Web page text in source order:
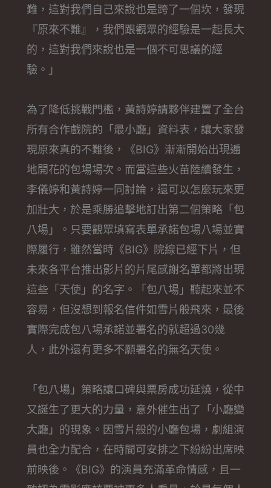
難，這對我們自己來說也是跨了一個坎，發現
『原來不難』，我們跟觀眾的經驗是一起長大
的，這對我們來說也是一個不可思議的經
驗。」
為了降低挑戰門檻，黃詩婷請夥伴建置了全台
所有合作戲院的「最小廳」資料表，讓大家發
現原來真的不難後，《BIG》漸漸開始出現遍
地開花的包場場次。而當這些火苗陸續發生，
李儀婷和黃詩婷一同討論，還可以怎麼玩來更
加壯大，於是乘勝追擊地訂出第二個策略「包
八場」。只要觀眾填寫表單承諾包場八場並實
際履行，雖然當時《BIG》院線已經下片，但
未來各平台推出影片的片尾感謝名單都將出現
這些「天使」的名字。「包八場」聽起來並不
容易，但沒想到報名信件如雪片般飛來，最後
實際完成包八場承諾並署名的就超過30幾
人，此外還有更多不願署名的無名天使。
「包八場」策略讓口碑與票房成功延燒，從中
又誕生了更大的力量，意外催生出了「小廳變
大廳」的現象。因雪片般的小廳包場，劇組演
員也全力配合，在時間可安排之下紛紛出席映
前映後。《BIG》的演員充滿革命情感，且一